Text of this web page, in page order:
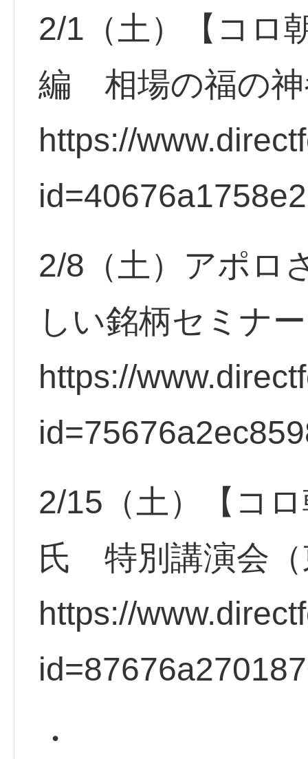
2/1（土）【コロ
編 相場の福の神
https://
2/8（土）アポ
しい銘柄セミナ
https://
2/15（土）【コ
氏 特別講演会（
https://
・